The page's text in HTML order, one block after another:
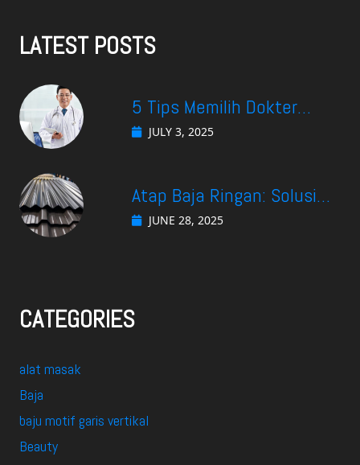
LATEST POSTS
5 Tips Memilih Dokter
Spesialis Gastro di
Untuk Kebutuhan Anda
JULY 3, 2025
Atap Baja Ringan: Solusi
Efektif Menjaga Suhu
JUNE 28, 2025
CATEGORIES
alat masak
Baja
baju motif garis vertikal
Beauty